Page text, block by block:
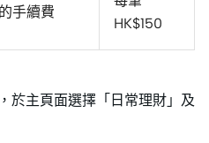
手續費
HK$150
於主頁面選擇「日常理財」及